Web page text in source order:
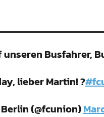
unseren Busfahrer,
lieber Martin! ?
(@fcunion)